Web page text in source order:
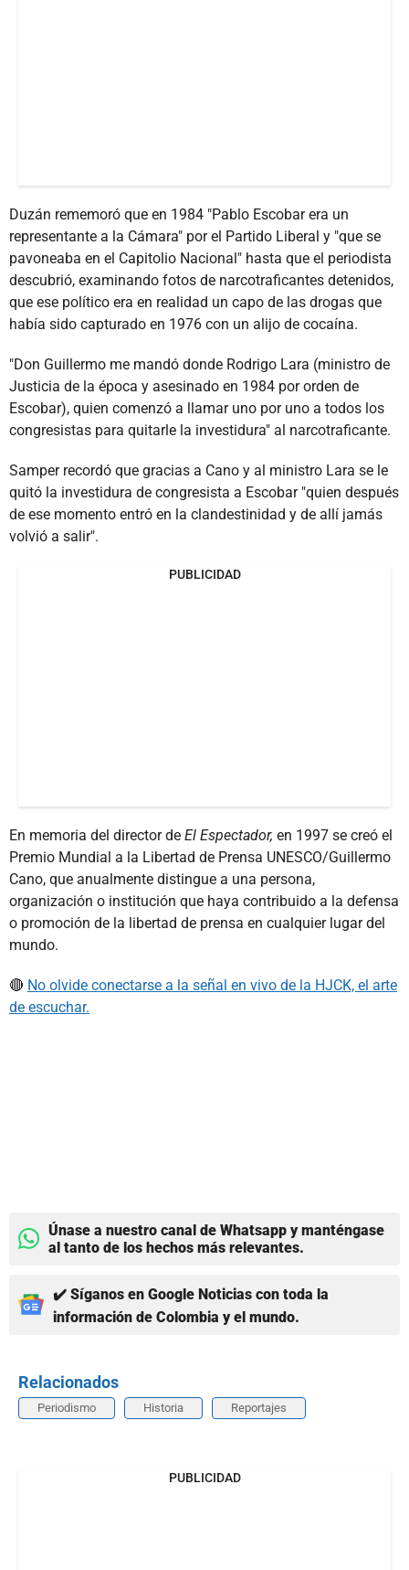
Duzán rememoró que en 1984 "Pablo Escobar era un
representante a la Cámara" por el Partido Liberal y "que se
pavoneaba en el Capitolio Nacional" hasta que el periodista
descubrió, examinando fotos de narcotraficantes detenidos,
que ese político era en realidad un capo de las drogas que
había sido capturado en 1976 con un alijo de cocaína.
"Don Guillermo me mandó donde Rodrigo Lara (ministro de
Justicia de la época y asesinado en 1984 por orden de
Escobar), quien comenzó a llamar uno por uno a todos los
congresistas para quitarle la investidura" al narcotraficante.
Samper recordó que gracias a Cano y al ministro Lara se le
quitó la investidura de congresista a Escobar "quien después
de ese momento entró en la clandestinidad y de allí jamás
volvió a salir".
PUBLICIDAD
En memoria del director de El Espectador, en 1997 se creó el
Premio Mundial a la Libertad de Prensa UNESCO/Guillermo
Cano, que anualmente distingue a una persona,
organización o institución que haya contribuido a la defensa
o promoción de la libertad de prensa en cualquier lugar del
mundo.
🔴 No olvide conectarse a la señal en vivo de la HJCK, el arte
de escuchar.
Únase a nuestro canal de Whatsapp y manténgase
al tanto de los hechos más relevantes.
✔️ Síganos en Google Noticias con toda la
información de Colombia y el mundo.
Relacionados
Periodismo Historia Reportajes
PUBLICIDAD